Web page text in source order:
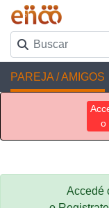
PAREJA / AMIGOS
o
Accedé